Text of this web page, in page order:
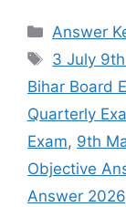
Answer
Tags
3 July
Bihar Board
Quarterly
Exam, 9th
Objective
Answer 2026